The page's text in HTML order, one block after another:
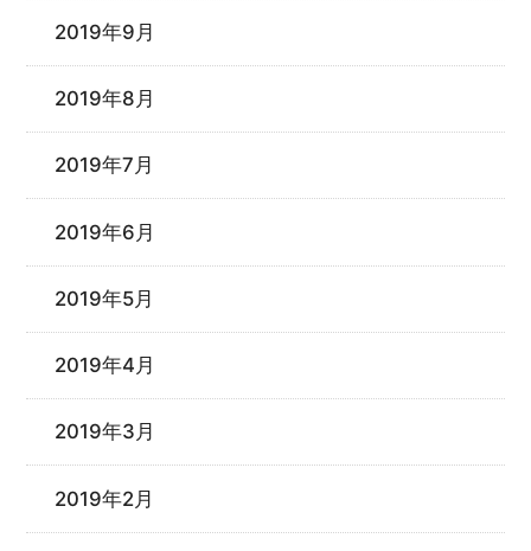
2019年9月
2019年8月
2019年7月
2019年6月
2019年5月
2019年4月
2019年3月
2019年2月